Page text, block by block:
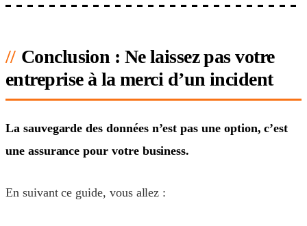
Conclusion : Ne laissez pas votre
entreprise à la merci d’un incident
La sauvegarde des données n’est pas une option, c’est
une assurance pour votre business.
En suivant ce guide, vous allez :